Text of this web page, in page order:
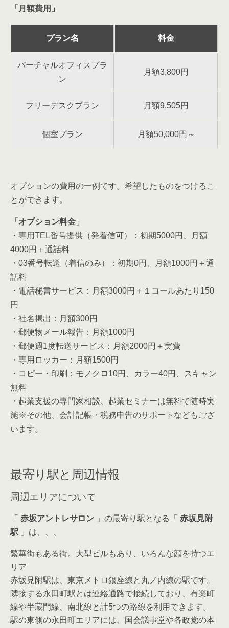
「月額費用」
プラン名 料金
バーチャルオフィスプラ
ン
月額3,800円
フリーデスクプラン 月額9,505円
個室プラン 月額50,000円～
オプションの費用の一例です。希望したものをつけるこ
とができます。
「オプション料金」
・専用TEL番号提供（発着信可）：初期5000円、月額
4000円＋通話料
・03番号転送（着信のみ）：初期0円、月額1000円＋通
話料
・電話秘書サービス：月額3000円＋１コールあたり150
円
・社名掲出：月額300円
・郵便物メール報告：月額1000円
・郵便週1度転送サービス：月額2000円＋実費
・専用ロッカー：月額1500円
・コピー・印刷：モノクロ10円、カラー40円、スキャン
無料
・起業支援の専門家相談、起業セミナーは無料で随時実
施※その他、会計記帳・税務申告のサポートなどもござ
います。
最寄り駅と周辺情報
周辺エリアについて
「 赤坂アントレサロン 」の最寄り駅となる「 赤坂見附
駅
」は、、、
繁華街もある街。大型ビルもあり、いろんな顔を持つエ
リア
赤坂見附駅は、東京メトロ銀座線と丸ノ内線の駅です。
隣接する永田町駅とは連絡通路で接続しており、有楽町
線や半蔵門線、南北線と計5つの路線を利用できます。
駅の東側の永田町エリアには、国会議事堂や各政党の本